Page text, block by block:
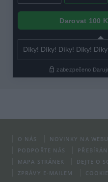
O NÁS NOVINKY NA WEBU
PODPOŘTE NÁS
MAPA STRÁNEK
DEJTE O
ZPRÁVY E-MAILEM